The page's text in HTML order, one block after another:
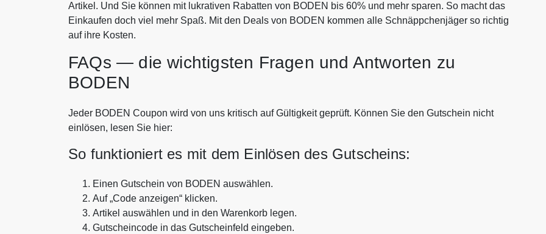
Artikel. Und Sie können mit lukrativen Rabatten von BODEN bis 60% und mehr sparen. So macht das
Einkaufen doch viel mehr Spaß. Mit den Deals von BODEN kommen alle Schnäppchenjäger so richtig
auf ihre Kosten.
FAQs — die wichtigsten Fragen und Antworten zu
BODEN
Jeder BODEN Coupon wird von uns kritisch auf Gültigkeit geprüft. Können Sie den Gutschein nicht
einlösen, lesen Sie hier:
So funktioniert es mit dem Einlösen des Gutscheins:
Einen Gutschein von BODEN auswählen.
Auf „Code anzeigen“ klicken.
Artikel auswählen und in den Warenkorb legen.
Gutscheincode in das Gutscheinfeld eingeben.